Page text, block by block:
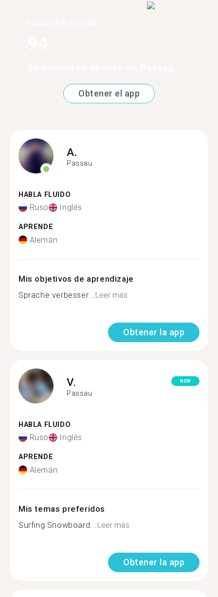
Obtener el app
A.
Passau
HABLA FLUIDO
Ruso Inglés
APRENDE
Alemán
Mis objetivos de aprendizaje
Sprache verbesser... Leer más
Obtener la app
V.
Passau
NEW
HABLA FLUIDO
Ruso Inglés
APRENDE
Alemán
Mis temas preferidos
Surfing Snowboard... Leer más
Obtener la app